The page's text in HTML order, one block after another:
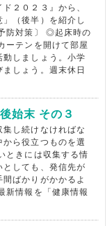
２０２３』から、
（後半）を紹介し
防対策〕 ◎起床時の
ーテンを開けて部屋
しましょう。小学
しょう。週末休日
始末 その３
し続けなければな
ら役立つものを選
ときには収集する情
しても、発信先が
ばかりがかかるよ
新情報を「健康情報